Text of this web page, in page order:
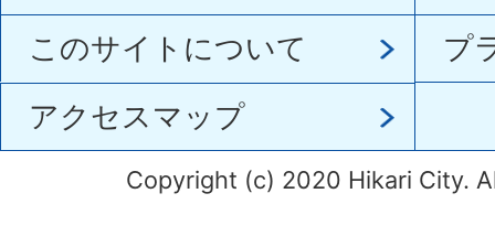
このサイトについて
プ
アクセスマップ
Copyright (c) 2020 Hikari City.